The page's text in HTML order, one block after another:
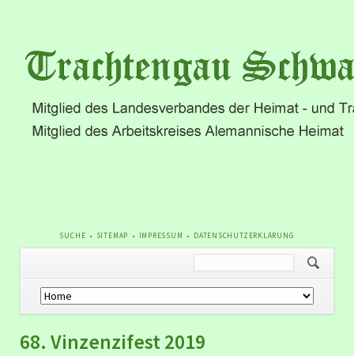
NAVIGATION
SUCHE SITEMAP IMPRESSUM DATENSCHUTZERKLÄRUNG
Navigation
überspringen
68. Vinzenzifest 2019